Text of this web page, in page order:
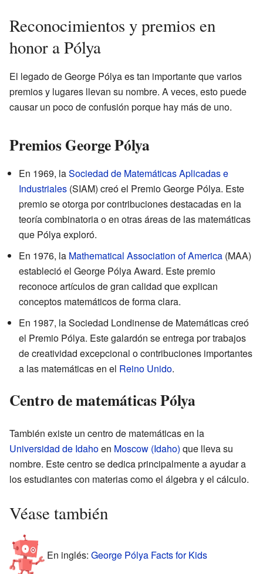
Reconocimientos y premios en
honor a Pólya
El legado de George Pólya es tan importante que varios
premios y lugares llevan su nombre. A veces, esto puede
causar un poco de confusión porque hay más de uno.
Premios George Pólya
En 1969, laSociedad de Matemáticas Aplicadas e
Industriales (SIAM) creó el Premio George Pólya. Este
premio se otorga por contribuciones destacadas en la
teoría combinatoria o en otras áreas de las matemáticas
que Pólya exploró.
En 1976, la Mathematical Association of America (MAA)
estableció el George Pólya Award. Este premio
reconoce artículos de gran calidad que explican
conceptos matemáticos de forma clara.
En 1987, la Sociedad Londinense de Matemáticas creó
el Premio Pólya. Este galardón se entrega por trabajos
de creatividad excepcional o contribuciones importantes
a las matemáticas en el Reino Unido.
Centro de matemáticas Pólya
También existe un centro de matemáticas en la
Universidad de Idahoen Moscow (Idaho) que lleva su
nombre. Este centro se dedica principalmente a ayudar a
los estudiantes con materias como el álgebra y el cálculo.
Véase también
En inglés: George Pólya Facts for Kids